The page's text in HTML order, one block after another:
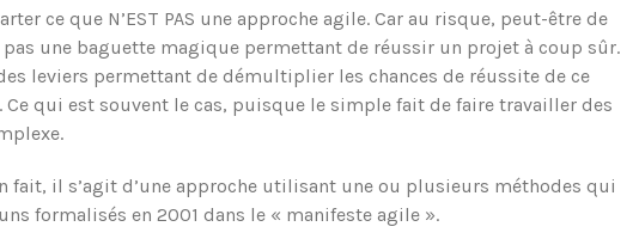
ce que N’EST PAS une approche agile. Car au risque, peut-être de
une baguette magique permettant de réussir un projet à coup sûr.
leviers permettant de démultiplier les chances de réussite de ce
qui est souvent le cas, puisque le simple fait de faire travailler des
fait, il s’agit d’une approche utilisant une ou plusieurs méthodes qui
formalisés en 2001 dans le « manifeste agile ».